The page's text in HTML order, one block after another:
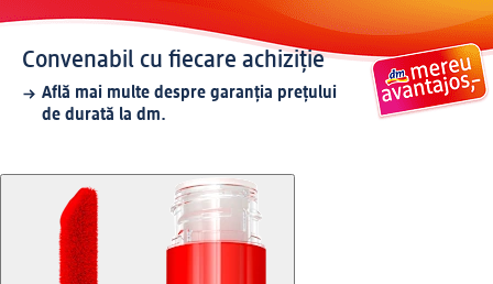
Convenabil cu fiecare achiziție
Află mai multe despre garanția prețului
de durată la dm.